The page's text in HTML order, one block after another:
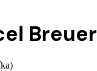
Breuer